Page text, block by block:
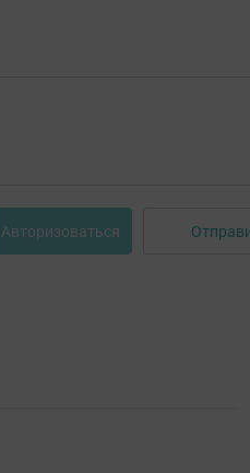
Авторизоваться